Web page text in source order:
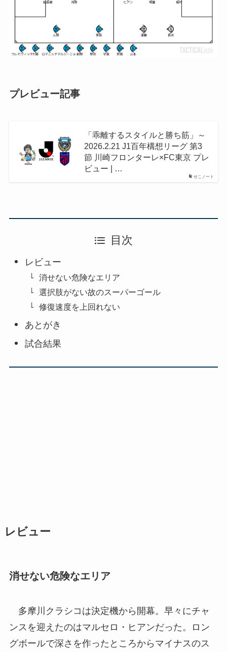
プレビュー記事
せこノート
「乖離するスタイルと勝ち筋」～
2026.2.21 J1百年構想リーグ 第3
節 川崎フロンターレ×FC東京 プレ
ビュー | …
目次
レビュー
消せない危険なエリア
選択肢がない故のスーパーゴール
修復速度を上回れない
あとがき
試合結果
レビュー
消せない危険なエリア
多摩川クラシコは決定機から開幕。早々にチャ
ンスを迎えたのはマルセロ・ヒアンだった。ロン
グボールで深さを作ったところからマイナスのス